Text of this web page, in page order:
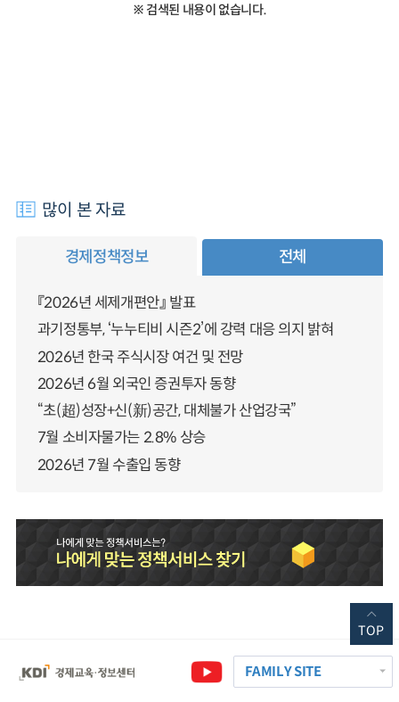
※ 검색된 내용이 없습니다.
많이 본 자료
경제정책정보 전체
『2026년 세제개편안』 발표
과기정통부, ‘누누티비 시즌2’에 강력 대응 의지 밝혀
2026년 한국 주식시장 여건 및 전망
2026년 6월 외국인 증권투자 동향
“초(超)성장+신(新)공간, 대체불가 산업강국”
7월 소비자물가는 2.8% 상승
2026년 7월 수출입 동향
FAMILY SITE
TOP